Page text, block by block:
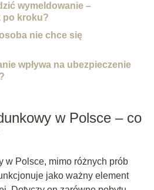
wymeldowanie –
po kroku?
nie chce się
wpływa na ubezpieczenie
w Polsce – co
w Polsce, mimo różnych prób
jako ważny element